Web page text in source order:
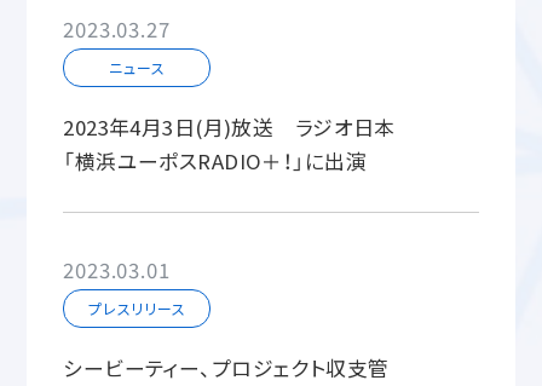
2023.03.27
ニュース
2023年4月3日(月)放送 ラジオ日本
「横浜ユーポスRADIO＋！」に出演
2023.03.01
プレスリリース
シービーティー、プロジェクト収支管